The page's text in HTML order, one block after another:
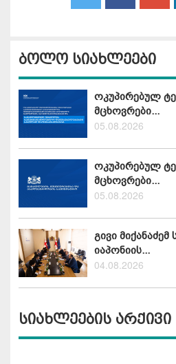
ბოლო სიახლეები
ოკუპირებულ
მცხოვრები...
05.08.2026
ოკუპირებულ
მცხოვრები...
05.08.2026
გივი
იაპონიის...
04.08.2026
სიახლეების არქივი